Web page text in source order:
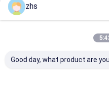
zhs
Good day, what product are